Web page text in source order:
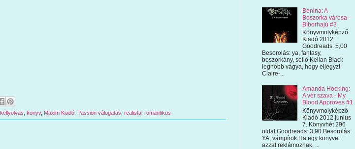
kellyolvas, könyv, Maxim Kiadó, Passion válogatás, realista, romantikus
Benina: A
Boszorka városa -
Bíborhajú #3
Könyvmolyképző
Kiadó 2012
Goodreads: 5,00
Besorolás: ya, fantasy,
boszorkány, sellő Kellan Black
leghőbb vágya, hogy eljegyzi
Claire-...
Amanda Hocking:
A vér szava - My
Blood Approves #1
Könyvmolyképző
Kiadó 2012 június
7. Könyvhét 296
oldal Goodreads: 3,90 Besorolás:
YA, vámpírok Ha egy könyvet
azzal reklámoznak, ...